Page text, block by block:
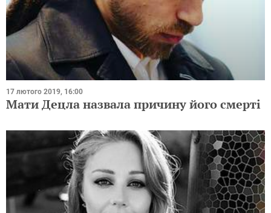
17 лютого 2019, 16:00
Мати Децла назвала причину його смерті